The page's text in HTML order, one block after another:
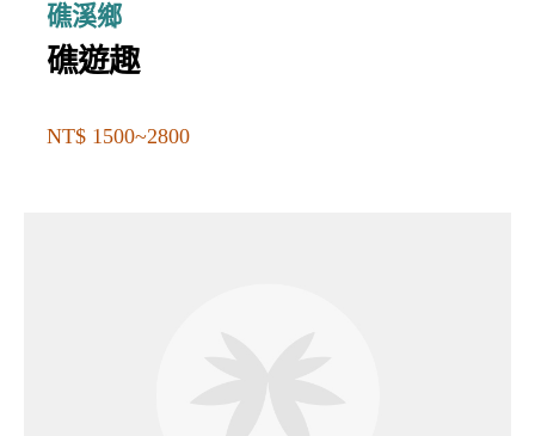
礁溪鄉
礁遊趣
NT$ 1500~2800